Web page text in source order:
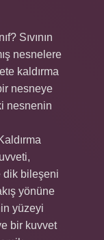
Sıvının
nesnelere
kaldırma
nesneye
nesnenin
dik bileşeni
yönüne
yüzeyi
bir kuvvet